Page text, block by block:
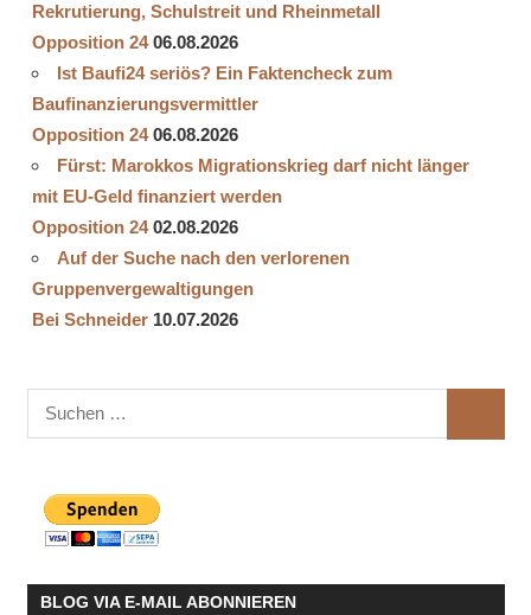
Rekrutierung, Schulstreit und Rheinmetall
Opposition 24 06.08.2026
Ist Baufi24 seriös? Ein Faktencheck zum
Baufinanzierungsvermittler
Opposition 24 06.08.2026
Fürst: Marokkos Migrationskrieg darf nicht länger
mit EU-Geld finanziert werden
Opposition 24 02.08.2026
Auf der Suche nach den verlorenen
Gruppenvergewaltigungen
Bei Schneider 10.07.2026
Suchen
nach:
BLOG VIA E-MAIL ABONNIEREN